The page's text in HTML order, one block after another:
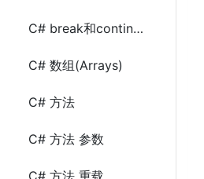
C# break和continue关键字
C# 数组(Arrays)
C# 方法
C# 方法 参数
C# 方法 重载